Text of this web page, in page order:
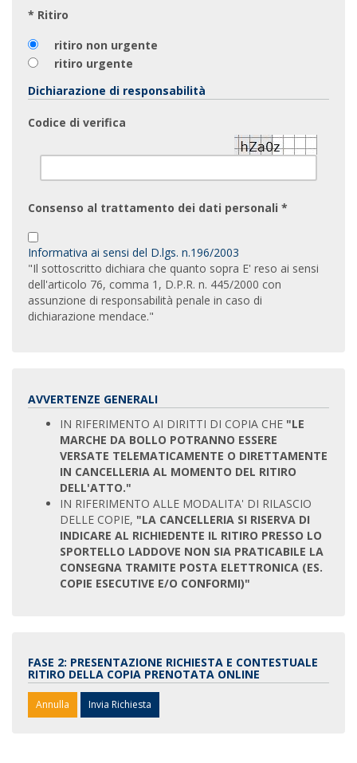
* Ritiro
ritiro non urgente
ritiro urgente
Dichiarazione di responsabilità
Codice di verifica
Consenso al trattamento dei dati personali *
Informativa ai sensi del D.lgs. n.196/2003
"Il sottoscritto dichiara che quanto sopra E' reso ai sensi
dell'articolo 76, comma 1, D.P.R. n. 445/2000 con
assunzione di responsabilità penale in caso di
dichiarazione mendace."
AVVERTENZE GENERALI
IN RIFERIMENTO AI DIRITTI DI COPIA CHE "LE
MARCHE DA BOLLO POTRANNO ESSERE
VERSATE TELEMATICAMENTE O DIRETTAMENTE
IN CANCELLERIA AL MOMENTO DEL RITIRO
DELL'ATTO."
IN RIFERIMENTO ALLE MODALITA' DI RILASCIO
DELLE COPIE, "LA CANCELLERIA SI RISERVA DI
INDICARE AL RICHIEDENTE IL RITIRO PRESSO LO
SPORTELLO LADDOVE NON SIA PRATICABILE LA
CONSEGNA TRAMITE POSTA ELETTRONICA (ES.
COPIE ESECUTIVE E/O CONFORMI)"
FASE 2: PRESENTAZIONE RICHIESTA E CONTESTUALE
RITIRO DELLA COPIA PRENOTATA ONLINE